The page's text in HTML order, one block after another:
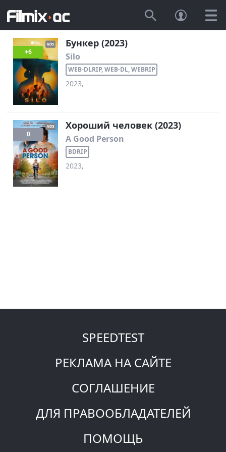
+6
Бункер (2023)
Silo
WEB-DLRIP, WEB-DL, WEBRIP
2023,
0
Хороший человек (2023)
A Good Person
BDRIP
2023,
SPEEDTEST
РЕКЛАМА НА САЙТЕ
СОГЛАШЕНИЕ
ДЛЯ ПРАВООБЛАДАТЕЛЕЙ
ПОМОЩЬ